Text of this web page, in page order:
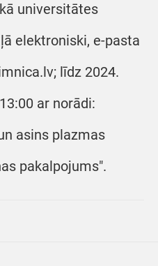
universitātes
elektroniski, e-pasta
līdz 2024.
ar norādi:
asins plazmas
pakalpojums".